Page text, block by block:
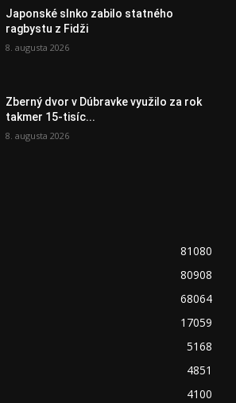
Japonské slnko zabilo statného
ragbystu z Fidži
8. augusta 2026
Zberný dvor v Dúbravke využilo za rok
takmer 15-tisíc...
8. augusta 2026
81080
80908
68064
17059
5168
4851
4100